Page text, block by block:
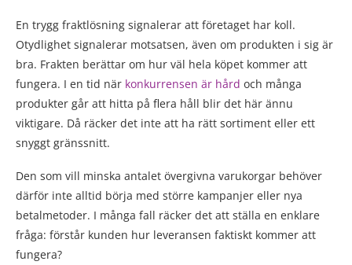
En trygg fraktlösning signalerar att företaget har koll.
Otydlighet signalerar motsatsen, även om produkten i sig är
bra. Frakten berättar om hur väl hela köpet kommer att
fungera. I en tid när konkurrensen är hård och många
produkter går att hitta på flera håll blir det här ännu
viktigare. Då räcker det inte att ha rätt sortiment eller ett
snyggt gränssnitt.
Den som vill minska antalet övergivna varukorgar behöver
därför inte alltid börja med större kampanjer eller nya
betalmetoder. I många fall räcker det att ställa en enklare
fråga: förstår kunden hur leveransen faktiskt kommer att
fungera?